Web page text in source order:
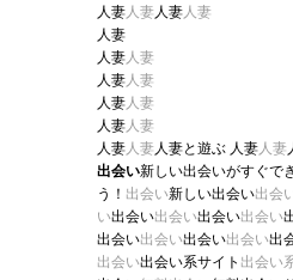
人妻人妻 人妻人妻
人妻
人妻人妻
人妻人妻
人妻人妻
人妻人妻
人妻人妻 人妻と遊ぶ 人妻人妻
出会い新しい出会いがすぐで
う！ 出会い新しい出会い出会
い出会い出会い出会い出会い
出会い出会い出会い出会い出
出会い出会い系サイト 出会い